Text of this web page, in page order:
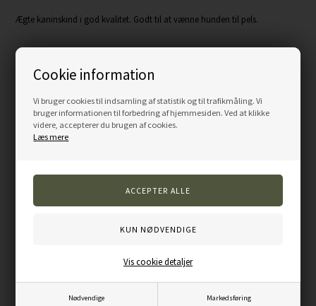
Cookie information
Vi bruger cookies til indsamling af statistik og til trafikmåling. Vi
bruger informationen til forbedring af hjemmesiden. Ved at klikke
videre, accepterer du brugen af cookies.
Læs mere
Nødvendige Markedsføring
Vis cookie detaljer
Ægte kaninskind i god kvalitet. Godt til at vænne hunden til pels.
Varenummer:TR10-BLACK
Andre kunder købte også...